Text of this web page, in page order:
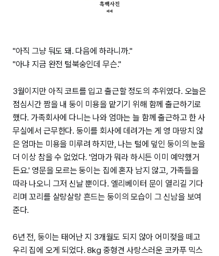
"아직 그냥 둬도 돼. 다음에 하라니까."
"아냐 지금 완전 털북숭인데 무슨."
3월이지만 아직 코트를 입고 출근할 정도의 추위였다. 오늘은
점심시간 짬을 내 둥이 미용을 맡기기 위해 함께 출근하기로
했다. 가족회사에 다니는 나와 엄마는 늘 함께 출근하고 한 사
무실에서 근무한다. 둥이를 회사에 데려가는 게 영 마땅치 않
은 엄마는 미용을 미루려 하지만, 나는 털에 덮인 둥이의 눈을
더 이상 참을 수 없었다. '엄마가 뭐라 하시든 이미 예약했거
든요.' 영문을 모르는 둥이는 집에 혼자 남지 않고, 가족들을
따라 나오니 그저 신날 뿐이다. 엘리베이터 문이 열리길 기다
리며 꼬리를 살랑살랑 흔드는 둥이의 모습이 그 신남을 보여
준다.
6년 전, 둥이는 태어난 지 3개월도 되지 않아 어미젖을 떼고
우리 집에 오게 되었다. 8kg 중형견 사랑스러운 코카푸 믹스